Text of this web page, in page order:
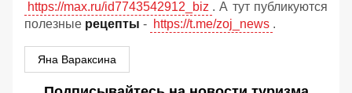
https://max.ru/id7743542912_biz . А тут публикуются
полезные рецепты - https://t.me/zoj_news .
Яна Вараксина